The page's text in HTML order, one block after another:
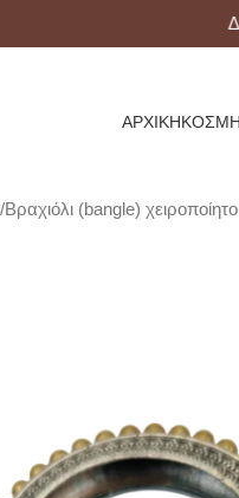
ΑΡΧΙΚΉ
Βραχιόλι (bangle)